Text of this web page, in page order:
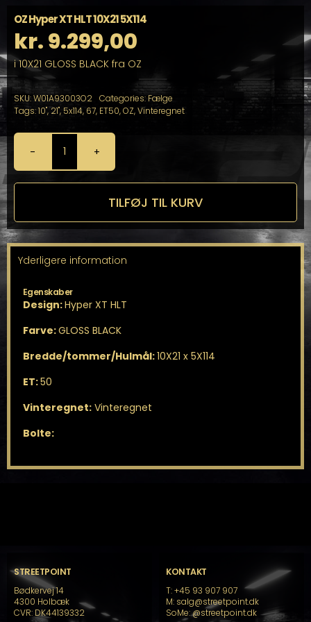
OZ Hyper XT HLT 10X21 5X114
kr.9.299,00
i 10X21 GLOSS BLACK fra OZ
SKU:W01A93003O2 Categories: Fælge
Tags:10",21", 5x114, 67, ET50,OZ,Vinteregnet
OZ
Hyper
XT
5X114
TILFØJ TIL KURV
Yderligere information
Egenskaber
Design:Hyper XT HLT
Farve:GLOSS BLACK
Bredde/tommer/Hulmål:10X21 x 5X114
ET:50
Vinteregnet:Vinteregnet
Bolte:
STREETPOINT
Bødkervej 14
4300 Holbæk
CVR: DK44139332
KONTAKT
T: +45 93 907 907
M: salg@streetpoint.dk
SoMe:@streetpoint.dk